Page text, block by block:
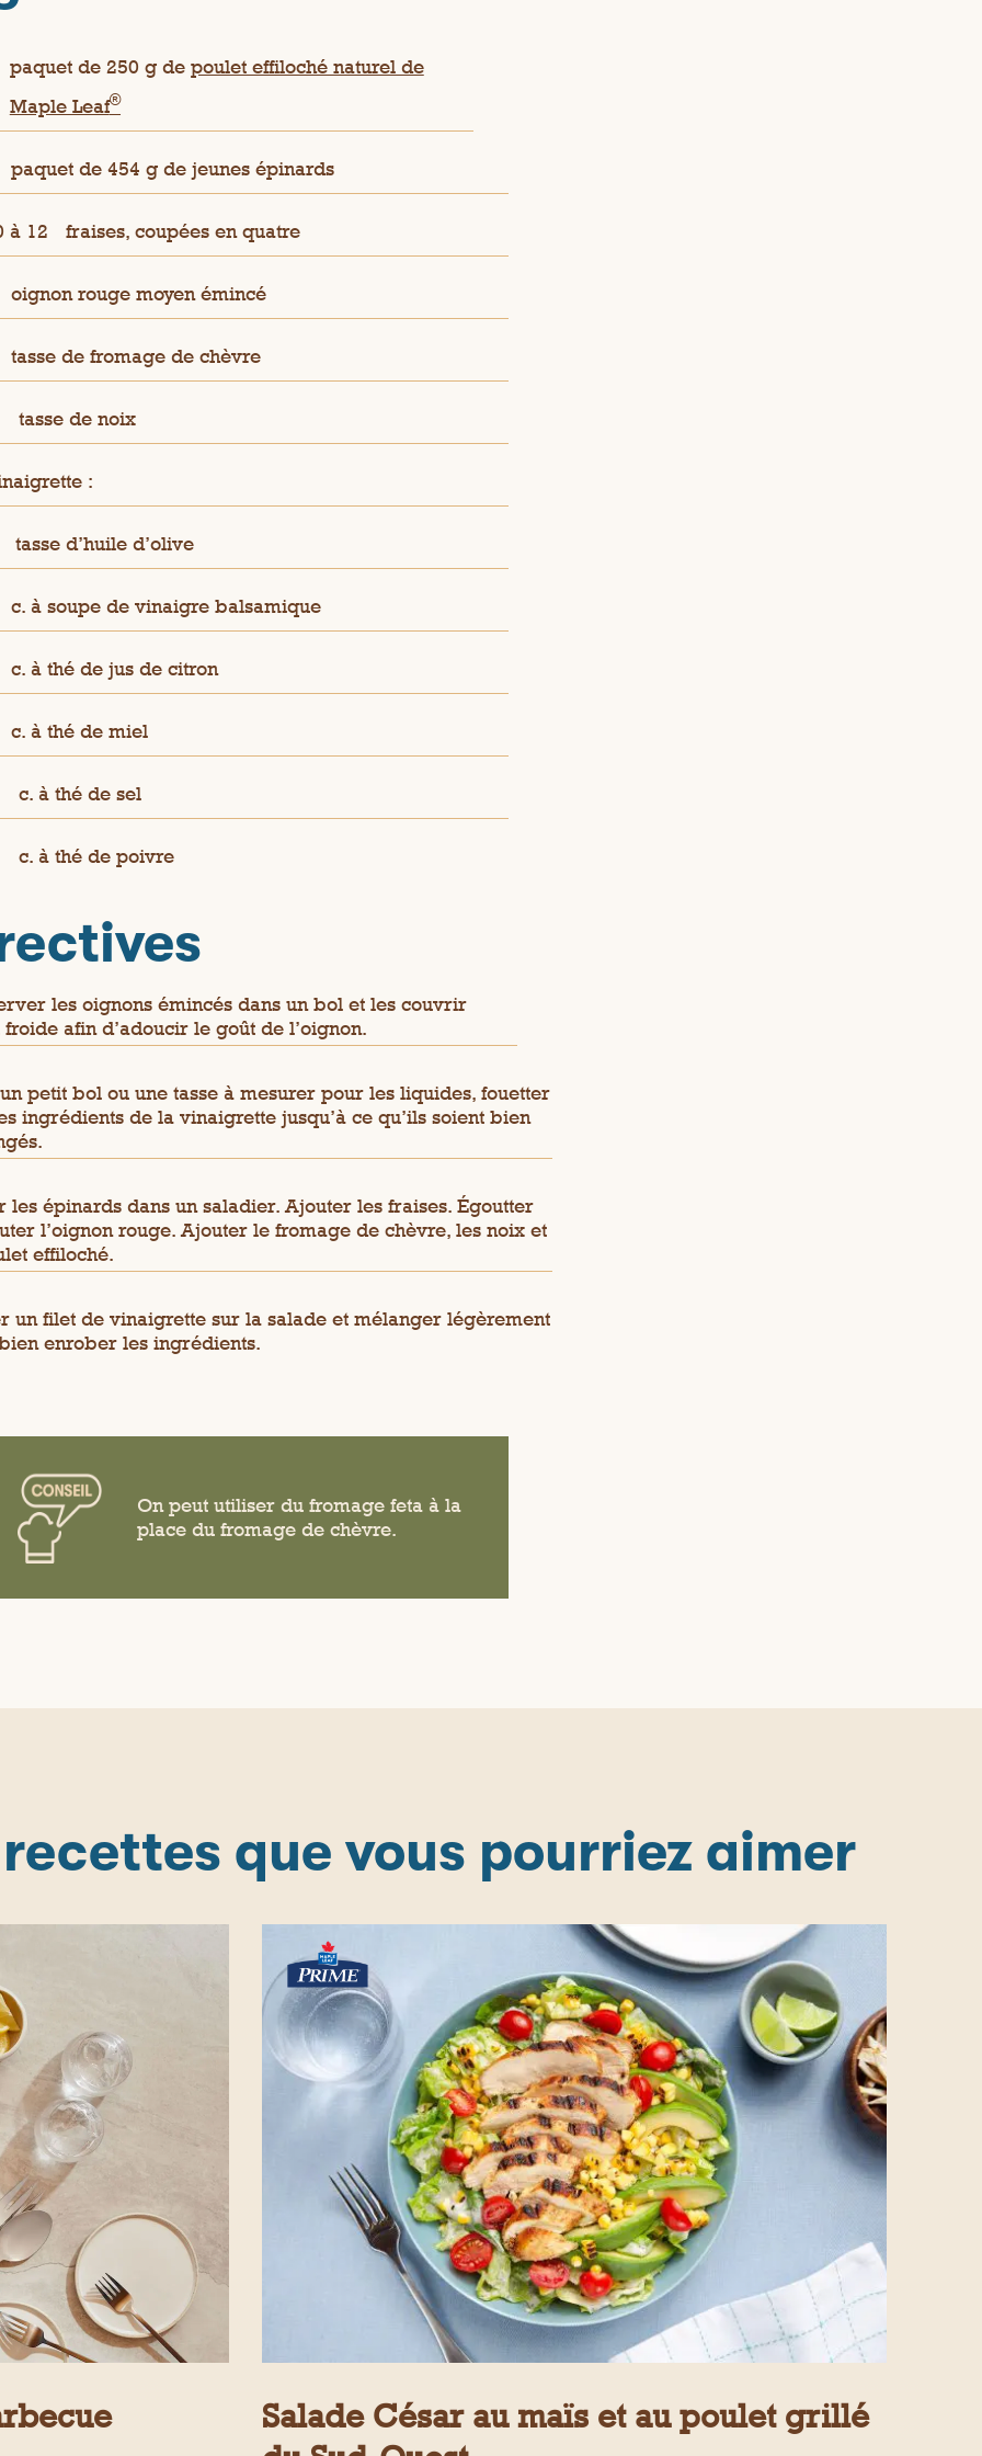
paquet de 250 g de poulet effiloché naturel de
Maple Leaf®
paquet de 454 g de jeunes épinards
à 12 fraises, coupées en quatre
oignon rouge moyen émincé
tasse de fromage de chèvre
tasse de noix
:
tasse d’huile d’olive
c. à soupe de vinaigre balsamique
c. à thé de jus de citron
c. à thé de miel
c. à thé de sel
c. à thé de poivre
les oignons émincés dans un bol et les couvrir
froide afin d’adoucir le goût de l’oignon.
petit bol ou une tasse à mesurer pour les liquides, fouetter
ingrédients de la vinaigrette jusqu’à ce qu’ils soient bien
les épinards dans un saladier. Ajouter les fraises. Égoutter
l’oignon rouge. Ajouter le fromage de chèvre, les noix et
effiloché.
un filet de vinaigrette sur la salade et mélanger légèrement
enrober les ingrédients.
On peut utiliser du fromage feta à la
place du fromage de chèvre.
que vous pourriez aimer
Salade César au maïs et au poulet grillé